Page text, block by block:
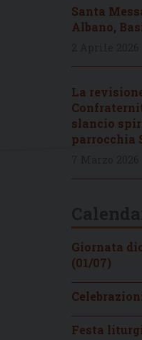
Santa
Albano,
La
slancio
parrocchia
Giornata
(01/07)
Festa